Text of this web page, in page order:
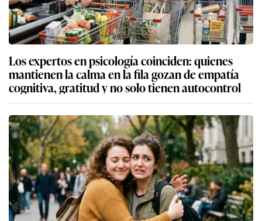
Los expertos en psicología coinciden: quienes
mantienen la calma en la fila gozan de empatía
cognitiva, gratitud y no solo tienen autocontrol